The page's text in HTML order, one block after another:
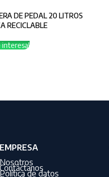
DE PEDAL 20 LITROS
RECICLABLE
interesa!
EMPRESA
Nosotros
Contáctanos
Política de datos